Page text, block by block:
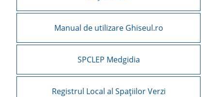
Manual de utilizare Ghiseul.ro
SPCLEP Medgidia
Registrul Local al Spațiilor Verzi